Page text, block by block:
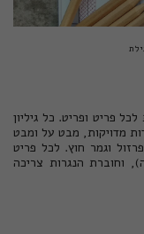
לכל פריט ופריט. כל גיליון
מדויקות, מבט על ומבט
וגמר חוץ. לכל פריט
(נ-1, נ-2 וכן הלאה), וחוברת הנגרות צריכה